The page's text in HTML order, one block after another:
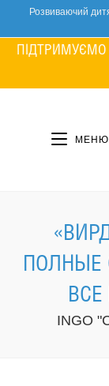
content
Розвиваючий
МЕНЮ
INGO